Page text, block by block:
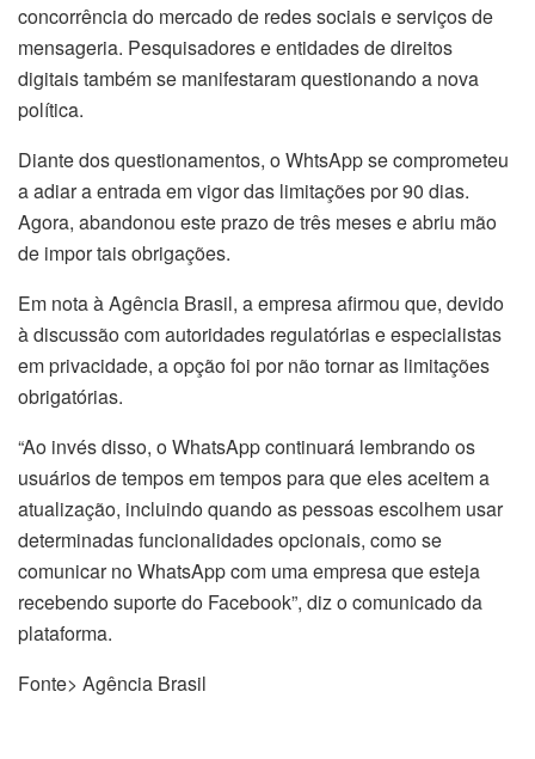
concorrência do mercado de redes sociais e serviços de
mensageria. Pesquisadores e entidades de direitos
digitais também se manifestaram questionando a nova
política.
Diante dos questionamentos, o WhtsApp se comprometeu
a adiar a entrada em vigor das limitações por 90 dias.
Agora, abandonou este prazo de três meses e abriu mão
de impor tais obrigações.
Em nota à Agência Brasil, a empresa afirmou que, devido
à discussão com autoridades regulatórias e especialistas
em privacidade, a opção foi por não tornar as limitações
obrigatórias.
“Ao invés disso, o WhatsApp continuará lembrando os
usuários de tempos em tempos para que eles aceitem a
atualização, incluindo quando as pessoas escolhem usar
determinadas funcionalidades opcionais, como se
comunicar no WhatsApp com uma empresa que esteja
recebendo suporte do Facebook”, diz o comunicado da
plataforma.
Fonte> Agência Brasil